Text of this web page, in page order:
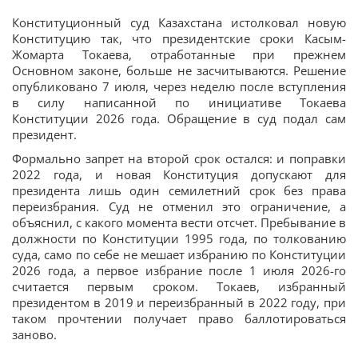
Конституционный суд Казахстана истолковал новую
Конституцию так, что президентские сроки Касым-
Жомарта Токаева, отработанные при прежнем
Основном законе, больше не засчитываются. Решение
опубликовано 7 июля, через неделю после вступления
в силу написанной по инициативе Токаева
Конституции 2026 года. Обращение в суд подал сам
президент.
Формально запрет на второй срок остался: и поправки
2022 года, и новая Конституция допускают для
президента лишь один семилетний срок без права
переизбрания. Суд не отменил это ограничение, а
объяснил, с какого момента вести отсчет. Пребывание в
должности по Конституции 1995 года, по толкованию
суда, само по себе не мешает избранию по Конституции
2026 года, а первое избрание после 1 июля 2026-го
считается первым сроком. Токаев, избранный
президентом в 2019 и переизбранный в 2022 году, при
таком прочтении получает право баллотироваться
заново.